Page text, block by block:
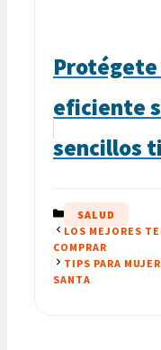
Protégete
eficiente
sencillos
CATEGORÍAS
SALUD
LOS MEJORES
COMPRAR
TIPS PARA
SANTA